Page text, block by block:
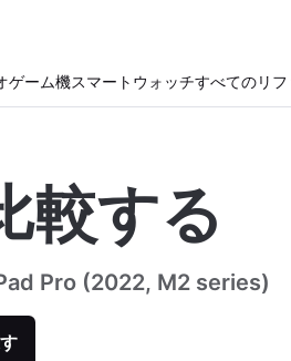
ゲーム機スマートウォッチすべてのリ
較する
Pro (2022, M2 series)